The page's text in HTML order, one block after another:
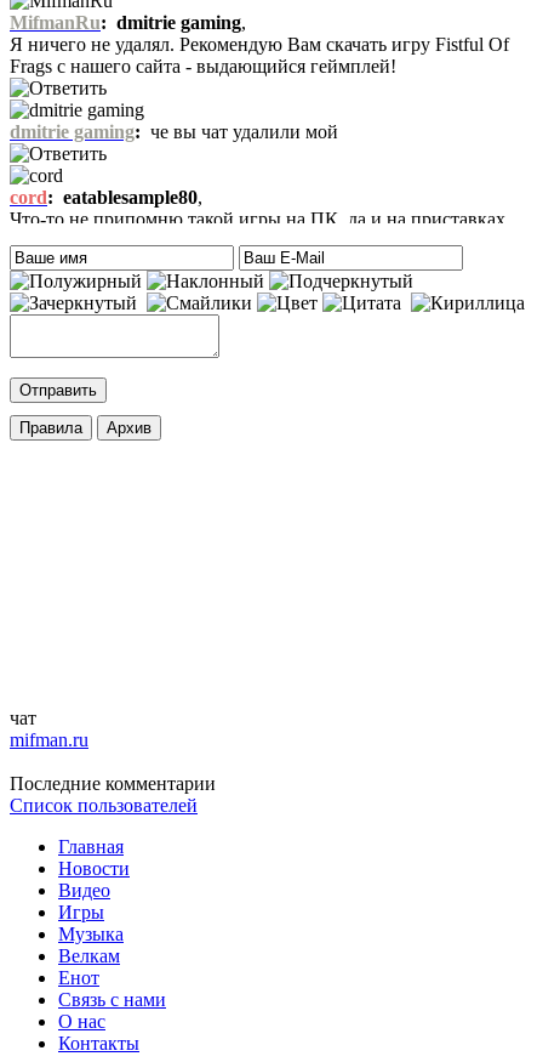
MifmanRu: dmitrie gaming,
Я ничего не удалял. Рекомендую Вам скачать игру Fistful Of
Frags с нашего сайта - выдающийся геймплей!
dmitrie gaming: че вы чат удалили мой
cord: eatablesample80,
Что-то не припомню такой игры на ПК, да и на приставках
тоже. Есть только одна мысль – это онлайн игра-одевалка
Hilary Duff and Her Baby.
На сайте нет онлайн игр. А вообще, Хилари Дафф – это
актриса
Mifman:DmitrieGaming
Palworld?
Checkmate:ometu
Что ты имеешь ввиду? На этом сайте игровые новости для
всех категорий людей, которые в той или иной форме
интересуются играми и геймерской индустрией в целом.
ometu:новости для женщин
Mifman:
чат
mifman.ru
Последние комментарии
Список пользователей
Главная
Новости
Видео
Игры
Музыка
Велкам
Енот
Связь с нами
О нас
Контакты